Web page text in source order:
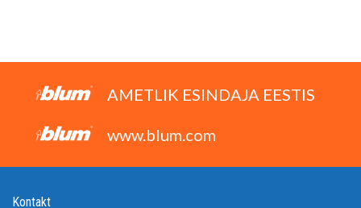
AMETLIK ESINDAJA EESTIS
www.blum.com
Kontakt